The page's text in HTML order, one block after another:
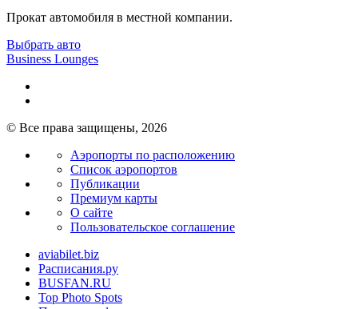
Прокат автомобиля в местной компании.
Выбрать авто
Business Lounges
© Все права защищены, 2026
Аэропорты по расположению
Список аэропортов
Публикации
Премиум карты
О сайте
Пользовательское соглашение
aviabilet.biz
Расписания.ру
BUSFAN.RU
Top Photo Spots